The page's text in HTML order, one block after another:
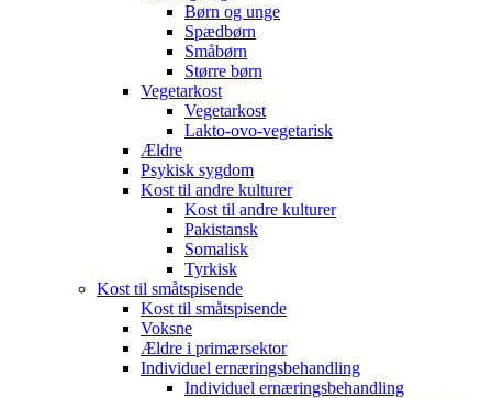
Børn og unge
Spædbørn
Småbørn
Større børn
Vegetarkost
Vegetarkost
Lakto-ovo-vegetarisk
Ældre
Psykisk sygdom
Kost til andre kulturer
Kost til andre kulturer
Pakistansk
Somalisk
Tyrkisk
Kost til småtspisende
Kost til småtspisende
Voksne
Ældre i primærsektor
Individuel ernæringsbehandling
Individuel ernæringsbehandling